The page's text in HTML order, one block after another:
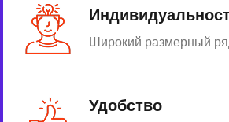
Широкий размерный
Удобство